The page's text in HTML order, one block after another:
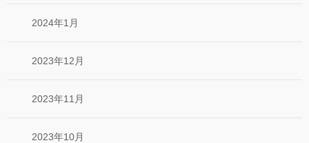
2024年1月
2023年12月
2023年11月
2023年10月